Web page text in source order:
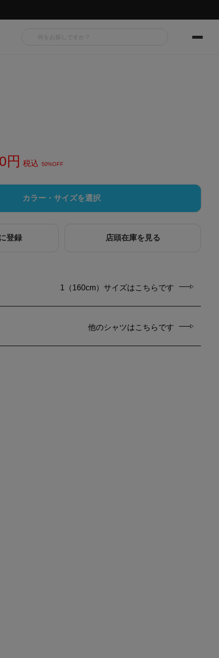
税込 50%OFF
カラー・サイズを選択
登録 店頭在庫を見る
1（160cm）サイズはこちらです
他のシャツはこちらです